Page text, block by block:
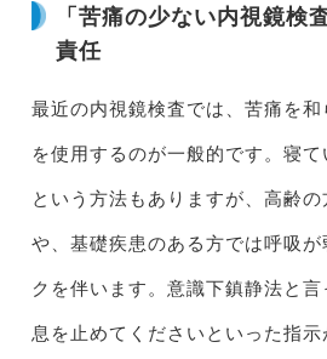
「苦痛の少ない内視鏡検
責任
最近の内視鏡検査では、苦痛を
を使用するのが一般的です。寝
という方法もありますが、高齢
や、基礎疾患のある方では呼吸
クを伴います。意識下鎮静法と言
息を止めてくださいといった指